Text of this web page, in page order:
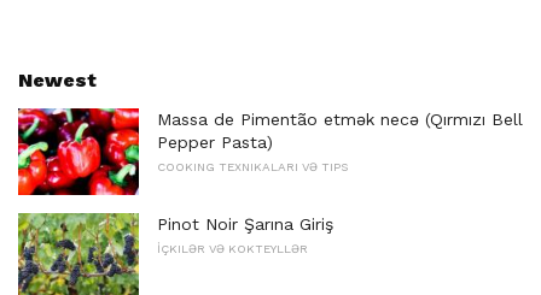
Newest
Massa de Pimentão etmək necə (Qırmızı Bell
Pepper Pasta)
COOKING TEXNIKALARI VƏ TIPS
Pinot Noir Şarına Giriş
İÇKILƏR VƏ KOKTEYLLƏR